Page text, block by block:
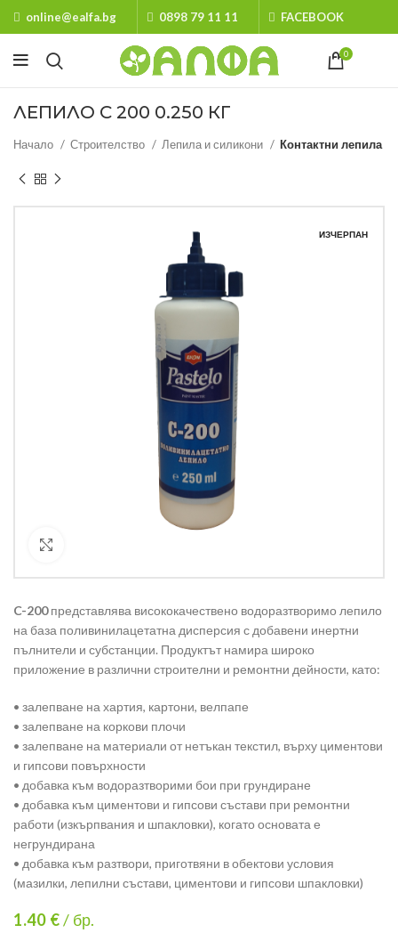
online@ealfa.bg 0898 79 11 11 FACEBOOK
0
ЛЕПИЛО С 200 0.250 КГ
Начало Строителство Лепила и силикони Контактни лепила
ИЗЧЕРПАН
C-200представлява висококачествено водоразтворимо лепило
на база поливинилацетатна дисперсия с добавени инертни
пълнители и субстанции. Продуктът намира широко
приложение в различни строителни и ремонтни дейности, като:
• залепване на хартия, картони, велпапе
• залепване на коркови плочи
• залепване на материали от нетъкан текстил, върху циментови
и гипсови повърхности
• добавка към водоразтворими бои при грундиране
• добавка към циментови и гипсови състави при ремонтни
работи (изкърпвания и шпакловки), когато основата е
негрундирана
• добавка към разтвори, приготвяни в обектови условия
(мазилки, лепилни състави, циментови и гипсови шпакловки)
1.40 €/ бр.